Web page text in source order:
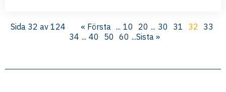
Sida 32 av 124 « Första ... 10 20 ... 30 31 32 33
34 ... 40 50 60 ...Sista »